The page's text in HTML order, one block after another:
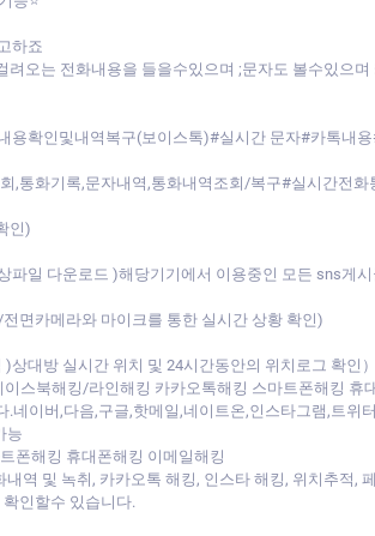
하죠
오는 전화내용을 들을수있으며 ;문자도 볼수있으
용확인및내역복구(보이스톡)#실시간 문자#카톡내
,통화기록,문자내역,통화내역조회/복구#실시간전
인)
파일 다운로드 )해당기기에서 이용중인 모든 sns게시
면카메라와 마이크를 통한 실시간 상황 확인)
대방 실시간 위치 및 24시간동안의 위치로그 확인）
스북해킹/라인해킹 카카오톡해킹 스마트폰해킹 휴
네이버,다음,구글,핫메일,네이트온,인스타그램,트위
능
폰해킹 휴대폰해킹 이메일해킹
역 및 녹취, 카카오톡 해킹, 인스타 해킹, 위치추적,
인할수 있습니다.